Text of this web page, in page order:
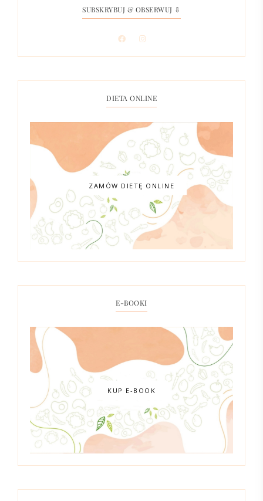
SUBSKRYBUJ & OBSERWUJ ⇩
DIETA ONLINE
ZAMÓW DIETĘ ONLINE
E-BOOKI
KUP E-BOOK